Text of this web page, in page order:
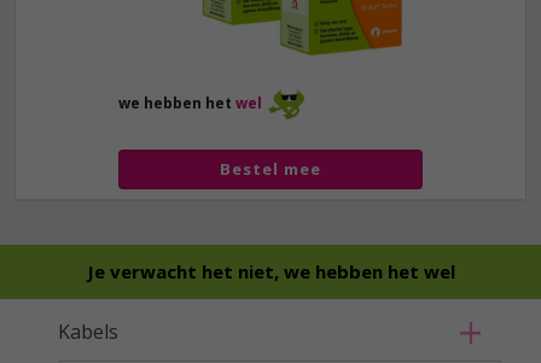
we hebben het wel
Bestel mee
Je verwacht het niet, we hebben het wel
Kabels